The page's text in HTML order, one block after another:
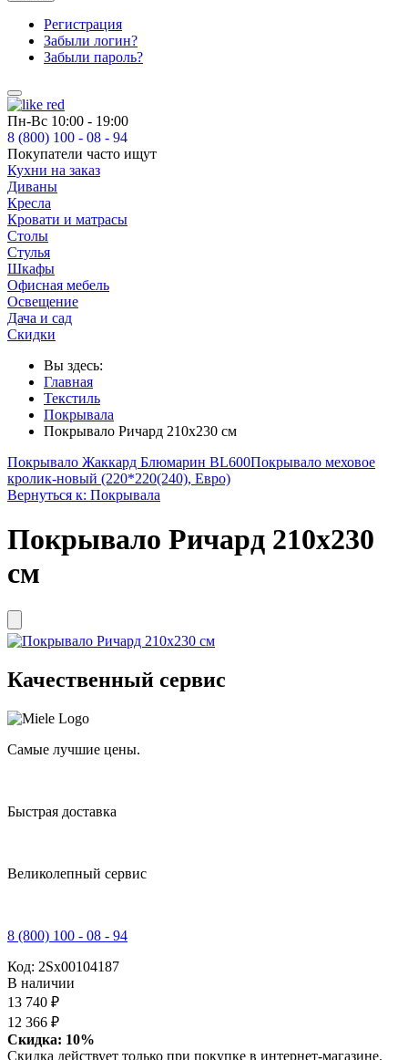
Регистрация
Забыли логин?
Забыли пароль?
Пн-Вс 10:00 - 19:00
8 (800) 100 - 08 - 94
Покупатели часто ищут
Кухни на заказ
Диваны
Кресла
Кровати и матрасы
Столы
Стулья
Шкафы
Офисная мебель
Освещение
Дача и сад
Скидки
Вы здесь:
Главная
Текстиль
Покрывала
Покрывало Ричард 210х230 см
Покрывало Жаккард Блюмарин BL600Покрывало меховое
кролик-новый (220*220(240), Евро)
Вернуться к: Покрывала
Покрывало Ричард 210х230
см
Качественный сервис
Самые лучшие цены.
Быстрая доставка
Великолепный сервис
8 (800) 100 - 08 - 94
Код: 2Sх00104187
В наличии
13 740 ₽
12 366 ₽
Скидка: 10%
Скидка действует только при покупке в интернет-магазине.